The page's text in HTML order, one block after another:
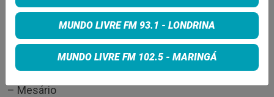
– ID Jovem
– PcD/PNE
– Portador de Cancer
– Professor
– Mesário
MUNDO LIVRE FM 93.1 - LONDRINA
MUNDO LIVRE FM 102.5 - MARINGÁ